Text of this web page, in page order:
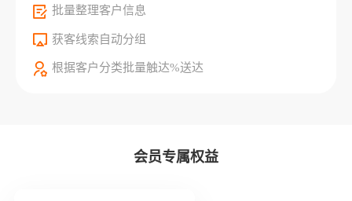
批量整理客户信息
获客线索自动分组
根据客户分类批量触达%送达
会员专属权益